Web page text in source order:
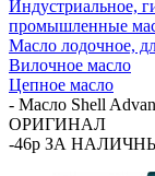
Индустриальное,
промышленные
Масло лодочное,
Вилочное масло
Цепное масло
- Масло Shell
ОРИГИНАЛ
-46р ЗА